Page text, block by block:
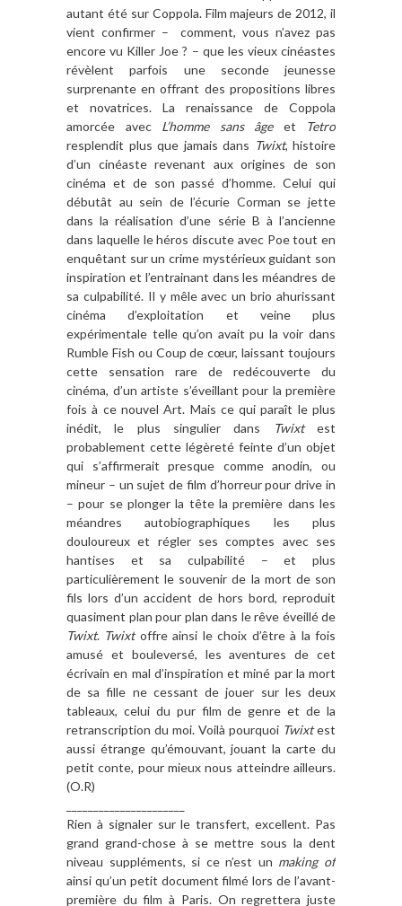
autant été sur Coppola. Film majeurs de 2012, il
vient confirmer – comment, vous n’avez pas
encore vu Killer Joe ? – que les vieux cinéastes
révèlent parfois une seconde jeunesse
surprenante en offrant des propositions libres
et novatrices. La renaissance de Coppola
amorcée avec L’homme sans âgeet
Tetro
resplendit plus que jamais dans Twixt, histoire
d’un cinéaste revenant aux origines de son
cinéma et de son passé d’homme. Celui qui
débutât au sein de l’écurie Corman se jette
dans la réalisation d’une série B à l’ancienne
dans laquelle le héros discute avec Poe tout en
enquêtant sur un crime mystérieux guidant son
inspiration et l’entrainant dans les méandres de
sa culpabilité. Il y mêle avec un brio ahurissant
cinéma d’exploitation et veine plus
expérimentale telle qu’on avait pu la voir dans
Rumble Fish ou Coup de cœur, laissant toujours
cette sensation rare de redécouverte du
cinéma, d’un artiste s’éveillant pour la première
fois à ce nouvel Art. Mais ce qui paraît le plus
inédit, le plus singulier dans
Twixtest
probablement cette légèreté feinte d’un objet
qui s’affirmerait presque comme anodin, ou
mineur – un sujet de film d’horreur pour drive in
– pour se plonger la tête la première dans les
méandres autobiographiques les plus
douloureux et régler ses comptes avec ses
hantises et sa culpabilité – et plus
particulièrement le souvenir de la mort de son
fils lors d’un accident de hors bord, reproduit
quasiment plan pour plan dans le rêve éveillé de
Twixt. Twixtoffre ainsi le choix d’être à la fois
amusé et bouleversé, les aventures de cet
écrivain en mal d’inspiration et miné par la mort
de sa fille ne cessant de jouer sur les deux
tableaux, celui du pur film de genre et de la
retranscription du moi. Voilà pourquoi Twixtest
aussi étrange qu’émouvant, jouant la carte du
petit conte, pour mieux nous atteindre ailleurs.
(O.R)
Rien à signaler sur le transfert, excellent. Pas
grand grand-chose à se mettre sous la dent
niveau suppléments, si ce n’est un making of
ainsi qu’un petit document filmé lors de l’avant-
première du film à Paris. On regrettera juste